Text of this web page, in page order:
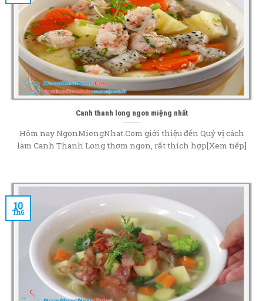
Canh thanh long ngon miệng nhất
Hôm nay NgonMiengNhat.Com giới thiệu đến Quý vị cách
làm Canh Thanh Long thơm ngon, rất thích hợp[Xem tiếp]
10
Th6